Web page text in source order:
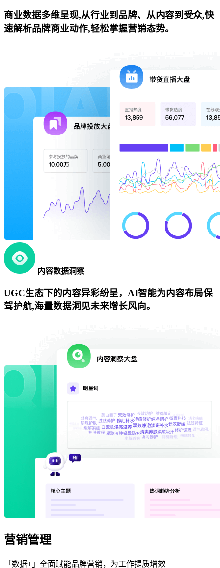
商业数据多维呈现,从行业到品牌、从内容到受众,快
速解析品牌商业动作,轻松掌握营销态势。
内容数据洞察
UGC生态下的内容异彩纷呈，AI智能为内容布局保
驾护航,海量数据洞见未来增长风向。
营销管理
「数据+」全面赋能品牌营销，为工作提质增效